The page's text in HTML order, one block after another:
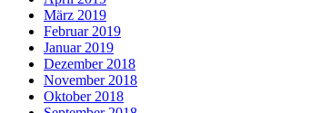
März 2019
Februar 2019
Januar 2019
Dezember 2018
November 2018
Oktober 2018